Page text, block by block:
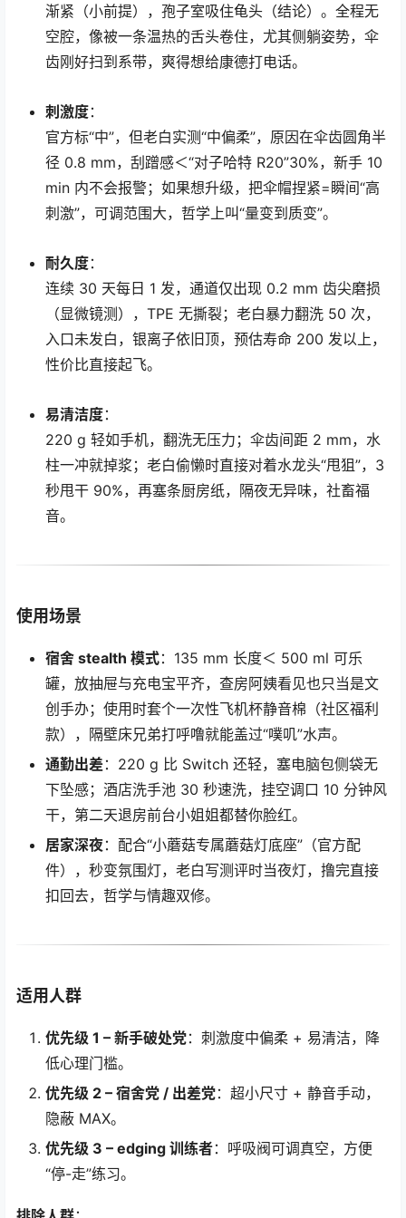
渐紧（小前提），孢子室吸住龟头（结论）。全程无
空腔，像被一条温热的舌头卷住，尤其侧躺姿势，伞
齿刚好扫到系带，爽得想给康德打电话。
刺激度：
官方标“中”，但老白实测“中偏柔”，原因在伞齿圆角半
径 0.8 mm，刮蹭感＜“对子哈特 R20”30%，新手 10
min 内不会报警；如果想升级，把伞帽捏紧=瞬间“高
刺激”，可调范围大，哲学上叫“量变到质变”。
耐久度：
连续 30 天每日 1 发，通道仅出现 0.2 mm 齿尖磨损
（显微镜测），TPE 无撕裂；老白暴力翻洗 50 次，
入口未发白，银离子依旧顶，预估寿命 200 发以上，
性价比直接起飞。
易清洁度：
220 g 轻如手机，翻洗无压力；伞齿间距 2 mm，水
柱一冲就掉浆；老白偷懒时直接对着水龙头“甩狙”，3
秒甩干 90%，再塞条厨房纸，隔夜无异味，社畜福
音。
使用场景
宿舍 stealth 模式：135 mm 长度＜ 500 ml 可乐
罐，放抽屉与充电宝平齐，查房阿姨看见也只当是文
创手办；使用时套个一次性飞机杯静音棉（社区福利
款），隔壁床兄弟打呼噜就能盖过“噗叽”水声。
通勤出差：220 g 比 Switch 还轻，塞电脑包侧袋无
下坠感；酒店洗手池 30 秒速洗，挂空调口 10 分钟风
干，第二天退房前台小姐姐都替你脸红。
居家深夜：配合“小蘑菇专属蘑菇灯底座”（官方配
件），秒变氛围灯，老白写测评时当夜灯，撸完直接
扣回去，哲学与情趣双修。
适用人群
优先级 1 – 新手破处党：刺激度中偏柔 + 易清洁，降
低心理门槛。
优先级 2 – 宿舍党 / 出差党：超小尺寸 + 静音手动，
隐蔽 MAX。
优先级 3 – edging 训练者：呼吸阀可调真空，方便
“停-走”练习。